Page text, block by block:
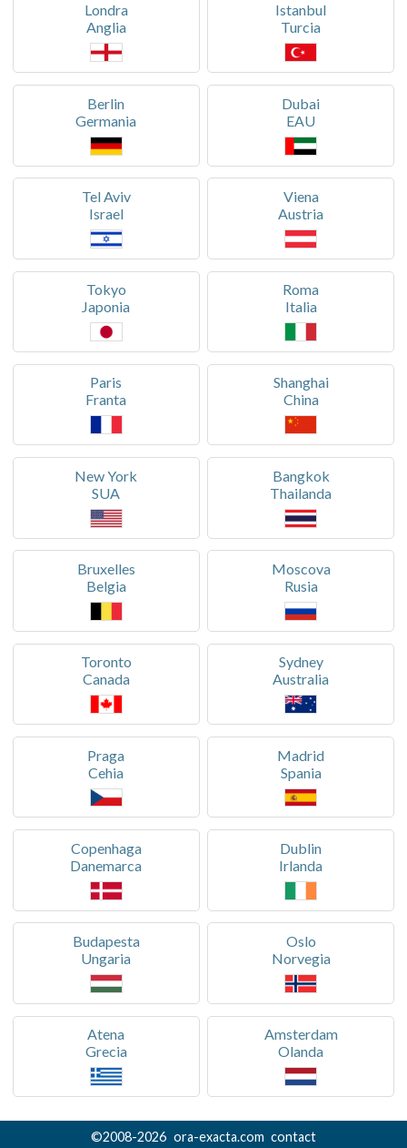
Londra
Anglia
Istanbul
Turcia
Berlin
Germania
Dubai
EAU
Tel Aviv
Israel
Viena
Austria
Tokyo
Japonia
Roma
Italia
Paris
Franta
Shanghai
China
New York
SUA
Bangkok
Thailanda
Bruxelles
Belgia
Moscova
Rusia
Toronto
Canada
Sydney
Australia
Praga
Cehia
Madrid
Spania
Copenhaga
Danemarca
Dublin
Irlanda
Budapesta
Ungaria
Oslo
Norvegia
Atena
Grecia
Amsterdam
Olanda
©2008-2026 ora-exacta.com contact